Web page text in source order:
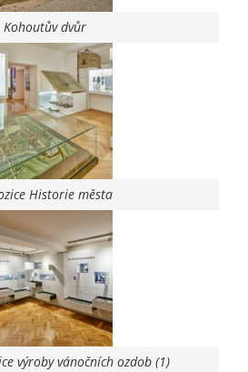
Kohoutův dvůr
Historie města
výroby vánočních ozdob (1)